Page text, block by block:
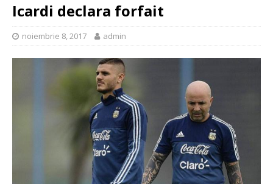
Icardi declara forfait
noiembrie 8, 2017 admin